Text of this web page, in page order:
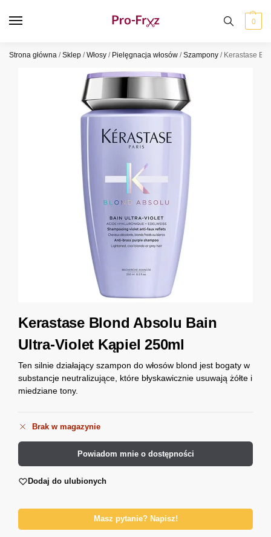
0
Strona główna /Sklep /Włosy / Pielęgnacja włosów /Szampony / Kerastase
Kerastase Blond Absolu Bain
Ultra-Violet Kąpiel 250ml
Ten silnie działający szampon do włosów blond jest bogaty w
substancje neutralizujące, które błyskawicznie usuwają żółte i
miedziane tony.
Brak w magazynie
Powiadom mnie o dostępności
Dodaj do ulubionych
Masz pytanie? Napisz!